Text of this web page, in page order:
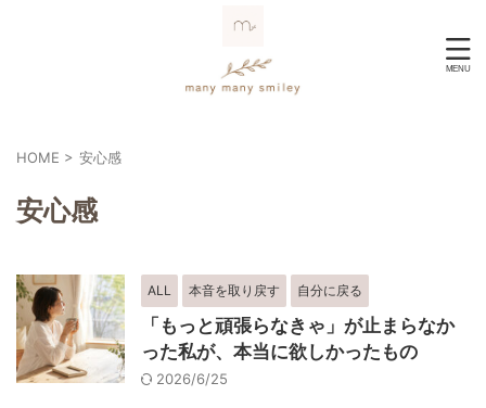
HOME > 安心感
安心感
ALL 本音を取り戻す 自分に戻る
「もっと頑張らなきゃ」が止まらなか
った私が、本当に欲しかったもの
2026/6/25